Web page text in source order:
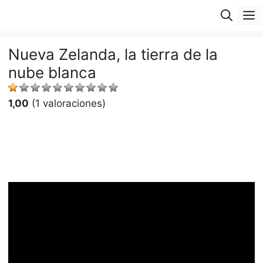
Nueva Zelanda, la tierra de la
nube blanca
1,00 (1 valoraciones)